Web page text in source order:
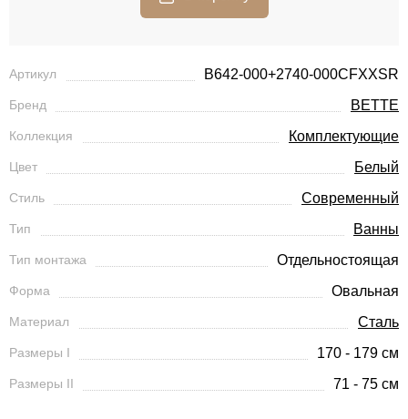
Артикул B642-000+2740-000CFXXSR
Бренд BETTE
Коллекция Комплектующие
Цвет Белый
Стиль Современный
Тип Ванны
Тип монтажа Отдельностоящая
Форма Овальная
Материал Сталь
Размеры I 170 - 179 см
Размеры II 71 - 75 см